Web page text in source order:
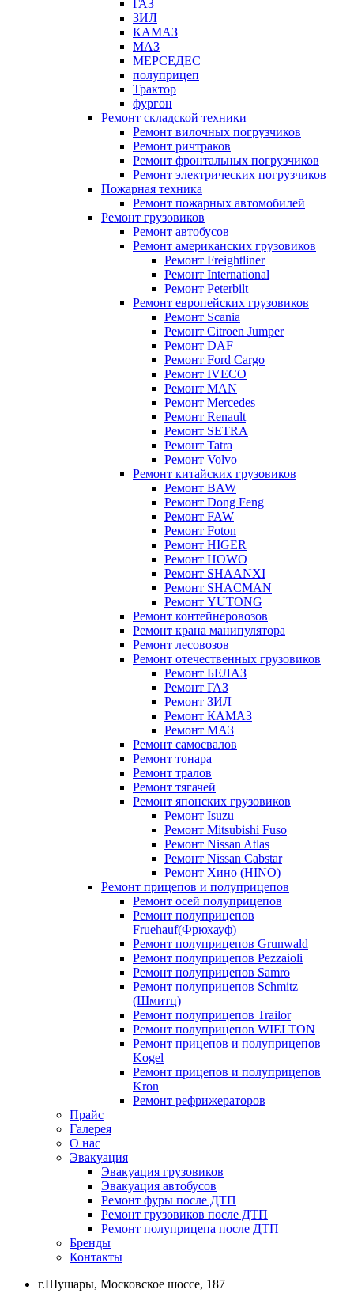
ГАЗ
ЗИЛ
КАМАЗ
МАЗ
МЕРСЕДЕС
полуприцеп
Трактор
фургон
Ремонт складской техники
Ремонт вилочных погрузчиков
Ремонт ричтраков
Ремонт фронтальных погрузчиков
Ремонт электрических погрузчиков
Пожарная техника
Ремонт пожарных автомобилей
Ремонт грузовиков
Ремонт автобусов
Ремонт американских грузовиков
Ремонт Freightliner
Ремонт International
Ремонт Peterbilt
Ремонт европейских грузовиков
Ремонт Scania
Ремонт Citroen Jumper
Ремонт DAF
Ремонт Ford Cargo
Ремонт IVECO
Ремонт MAN
Ремонт Mercedes
Ремонт Renault
Ремонт SETRA
Ремонт Tatra
Ремонт Volvo
Ремонт китайских грузовиков
Ремонт BAW
Ремонт Dong Feng
Ремонт FAW
Ремонт Foton
Ремонт HIGER
Ремонт HOWO
Ремонт SHAANXI
Ремонт SHACMAN
Ремонт YUTONG
Ремонт контейнеровозов
Ремонт крана манипулятора
Ремонт лесовозов
Ремонт отечественных грузовиков
Ремонт БЕЛАЗ
Ремонт ГАЗ
Ремонт ЗИЛ
Ремонт КАМАЗ
Ремонт МАЗ
Ремонт самосвалов
Ремонт тонара
Ремонт тралов
Ремонт тягачей
Ремонт японских грузовиков
Ремонт Isuzu
Ремонт Mitsubishi Fuso
Ремонт Nissan Atlas
Ремонт Nissan Cabstar
Ремонт Хино (HINO)
Ремонт прицепов и полуприцепов
Ремонт осей полуприцепов
Ремонт полуприцепов
Fruehauf(Фрюхауф)
Ремонт полуприцепов Grunwald
Ремонт полуприцепов Pezzaioli
Ремонт полуприцепов Samro
Ремонт полуприцепов Schmitz
(Шмитц)
Ремонт полуприцепов Trailor
Ремонт полуприцепов WIELTON
Ремонт прицепов и полуприцепов
Kogel
Ремонт прицепов и полуприцепов
Kron
Ремонт рефрижераторов
Прайс
Галерея
О нас
Эвакуация
Эвакуация грузовиков
Эвакуация автобусов
Ремонт фуры после ДТП
Ремонт грузовиков после ДТП
Ремонт полуприцепа после ДТП
Бренды
Контакты
г.Шушары, Московское шоссе, 187